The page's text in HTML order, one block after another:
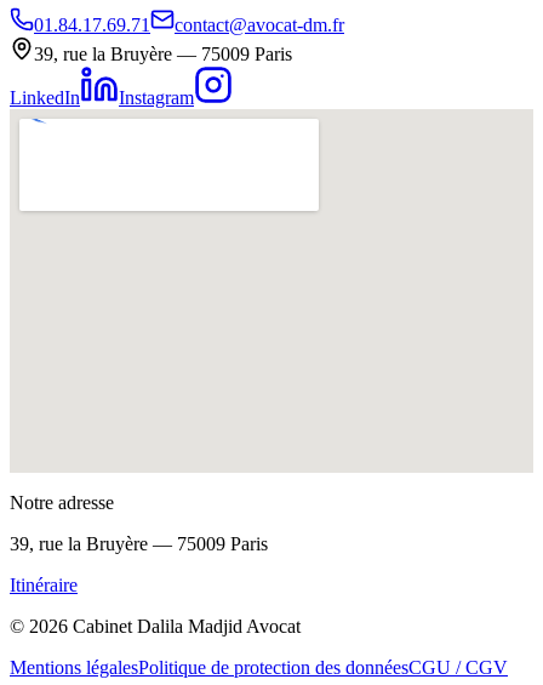
01.84.17.69.71
contact@avocat-dm.fr
39, rue la Bruyère — 75009 Paris
LinkedIn Instagram
Notre adresse
39, rue la Bruyère — 75009 Paris
Itinéraire
© 2026 Cabinet Dalila Madjid Avocat
Mentions légalesPolitique de protection des donnéesCGU / CGV